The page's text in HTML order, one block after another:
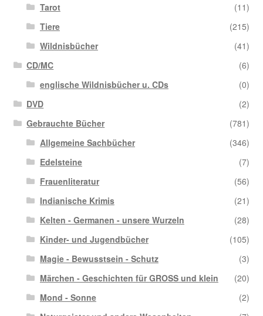
Tarot
(11)
Tiere
(215)
Wildnisbücher
(41)
CD/MC
(6)
englische Wildnisbücher u. CDs
(0)
DVD
(2)
Gebrauchte Bücher
(781)
Allgemeine Sachbücher
(346)
Edelsteine
(7)
Frauenliteratur
(56)
Indianische Krimis
(21)
Kelten - Germanen - unsere Wurzeln
(28)
Kinder- und Jugendbücher
(105)
Magie - Bewusstsein - Schutz
(3)
Märchen - Geschichten für GROSS und klein
(20)
Mond - Sonne
(2)